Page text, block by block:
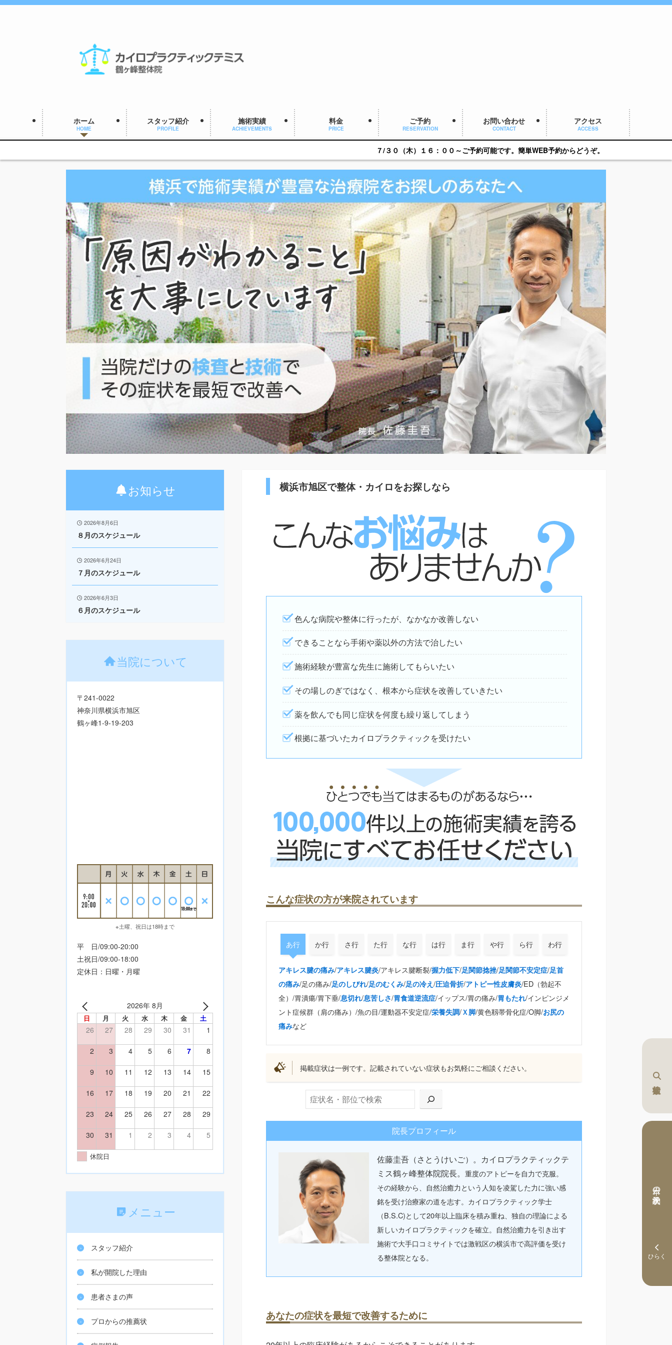
ホーム
HOME
スタッフ紹介
PROFILE
施術実績
ACHIEVEMENTS
料金
PRICE
ご予約
RESERVATION
お問い合わせ
CONTACT
アクセス
ACCESS
７/３０（木）１６：００～ご予約可能です。簡単WEB予約からどうぞ。
本日の予約状況
横浜市旭区で整体・カイロをお探しなら
色んな病院や整体に行ったが、なかなか改善しない
できることなら手術や薬以外の方法で治したい
施術経験が豊富な先生に施術してもらいたい
その場しのぎではなく、根本から症状を改善していきたい
薬を飲んでも同じ症状を何度も繰り返してしまう
根拠に基づいたカイロプラクティックを受けたい
こんな症状の方が来院されています
あ行 か行 さ行 た行 な行 は行 ま行 や行 ら行 わ行
アキレス腱の痛み/アキレス腱炎/アキレス腱断裂/握力低下/足関節捻挫/足関節不安定症/足首
の痛み/足の痛み/足のしびれ/足のむくみ/足の冷え /圧迫骨折/アトピー性皮膚炎/ED（勃起不
全）/胃潰瘍/胃下垂/息切れ/息苦しさ/胃食道逆流症/イップス/胃の痛み/胃もたれ/インピンジメ
ント症候群（肩の痛み）/魚の目/運動器不安定症/栄養失調/Ｘ脚/黄色靱帯骨化症/O脚/お尻の
痛みなど
掲載症状は一例です。記載されていない症状もお気軽にご相談ください。
院長プロフィール
佐藤圭吾（さとうけいご）。カイロプラクティックテ
ミス鶴ヶ峰整体院院長。重度のアトピーを自力で克服。
その経験から、自然治癒力という人知を凌駕した力に強い感
銘を受け治療家の道を志す。カイロプラクティック学士
（B.S.C)として20年以上臨床を積み重ね、独自の理論による
新しいカイロプラクティックを確立。自然治癒力を引き出す
施術で大手口コミサイトでは激戦区の横浜市で高評価を受け
る整体院となる。
あなたの症状を最短で改善するために
お知らせ
2026年8月6日
８月のスケジュール
2026年6月24日
７月のスケジュール
2026年6月3日
６月のスケジュール
当院について
〒241-0022
神奈川県横浜市旭区
鶴ヶ峰1-9-19-203
※土曜、祝日は18時まで
平 日/09:00-20:00
土祝日/09:00-18:00
定休日：日曜・月曜
2026年 8月
日 月 火 水 木 金 土
26 27 28 29 30 31 1
2 3 4 5 6 7 8
9 10 11 12 13 14 15
16 17 18 19 20 21 22
23 24 25 26 27 28 29
30 31 1 2 3 4 5
休院日
メニュー
スタッフ紹介
私が開院した理由
患者さまの声
プロからの推薦状